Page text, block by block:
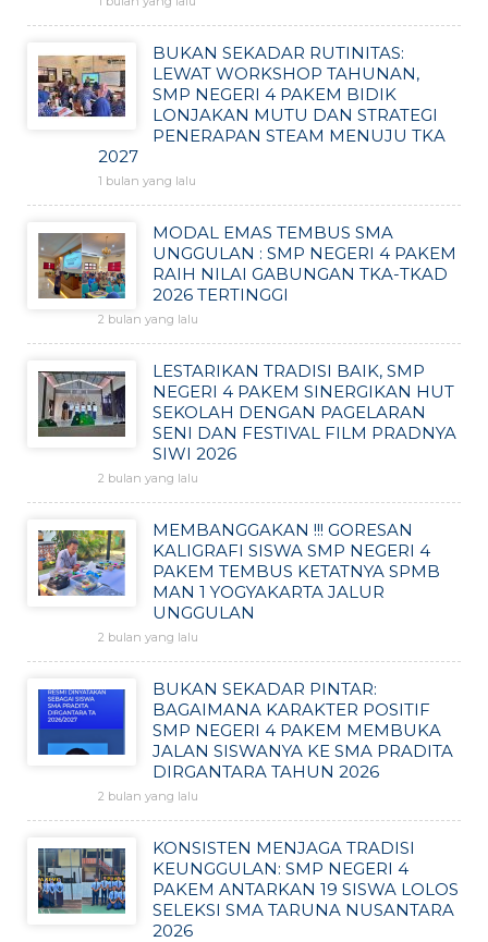
BUKAN SEKADAR RUTINITAS:
LEWAT WORKSHOP TAHUNAN,
SMP NEGERI 4 PAKEM BIDIK
LONJAKAN MUTU DAN STRATEGI
PENERAPAN STEAM MENUJU TKA
2027
1 bulan yang lalu
MODAL EMAS TEMBUS SMA
UNGGULAN : SMP NEGERI 4 PAKEM
RAIH NILAI GABUNGAN TKA-TKAD
2026 TERTINGGI
2 bulan yang lalu
LESTARIKAN TRADISI BAIK, SMP
NEGERI 4 PAKEM SINERGIKAN HUT
SEKOLAH DENGAN PAGELARAN
SENI DAN FESTIVAL FILM PRADNYA
SIWI 2026
2 bulan yang lalu
MEMBANGGAKAN !!! GORESAN
KALIGRAFI SISWA SMP NEGERI 4
PAKEM TEMBUS KETATNYA SPMB
MAN 1 YOGYAKARTA JALUR
UNGGULAN
2 bulan yang lalu
BUKAN SEKADAR PINTAR:
BAGAIMANA KARAKTER POSITIF
SMP NEGERI 4 PAKEM MEMBUKA
JALAN SISWANYA KE SMA PRADITA
DIRGANTARA TAHUN 2026
2 bulan yang lalu
KONSISTEN MENJAGA TRADISI
KEUNGGULAN: SMP NEGERI 4
PAKEM ANTARKAN 19 SISWA LOLOS
SELEKSI SMA TARUNA NUSANTARA
2026